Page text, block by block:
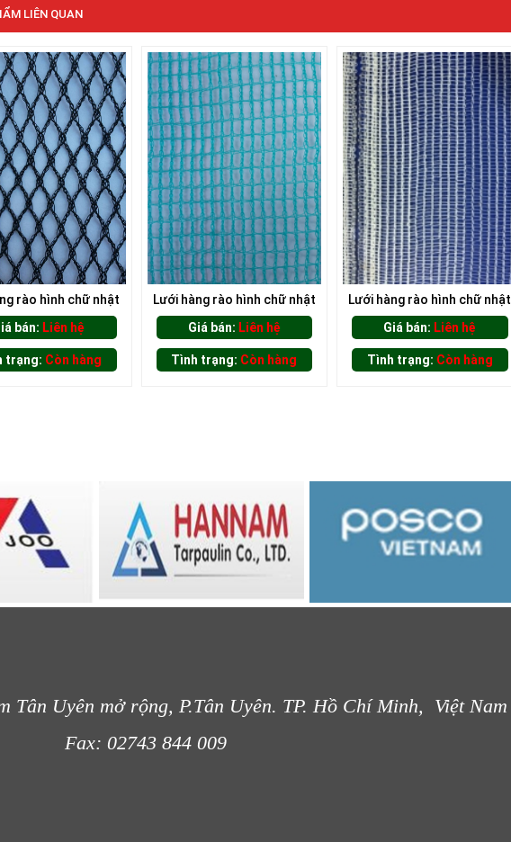
LIÊN QUAN
rào hình chữ nhật
bán: Liên hệ
trạng: Còn hàng
Lưới hàng rào hình chữ nhật
Giá bán: Liên hệ
Tình trạng: Còn hàng
Lưới hàng rào hình chữ nhật
Giá bán: Liên hệ
Tình trạng: Còn hàng
Uyên mở rộng, P.Tân Uyên. TP. Hồ Chí Minh, Việt Nam
Fax: 02743 844 009